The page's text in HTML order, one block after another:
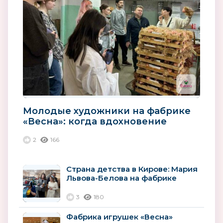
Молодые художники на фабрике
«Весна»: когда вдохновение
2 166
Страна детства в Кирове: Мария
Львова-Белова на фабрике
3 180
Фабрика игрушек «Весна»